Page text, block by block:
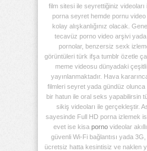
film sitesi ile seyrettiğiniz
porna seyret hemde pornu
kolay alışkanlığınız olacak.
tecavüz porno video arşivi yada
pornolar, benzersiz sexk
görüntüleri türk ifşa tumblr özetle
meme videosu dünyadaki
yayınlanmaktadır. Hava
filmleri seyret yada gündüz olunca
bir hatun ile oral seks yapabilirsin
sikiş videoları ile gerçekleştir.
sayesinde Full HD porna izlemek
evet ise kisa porno videolar
güvenli Wi-Fi bağlantısı yada
ücretsiz hatta kesintisiz ve naklen